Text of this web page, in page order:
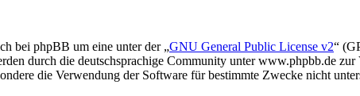
bei phpBB um eine unter der „GNU General Public License v2“
durch die deutschsprachige Community unter www.phpbb.de
die Verwendung der Software für bestimmte Zwecke nicht